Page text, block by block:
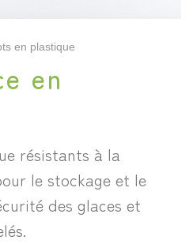
en plastique
en
résistants à la
le stockage et le
des glaces et